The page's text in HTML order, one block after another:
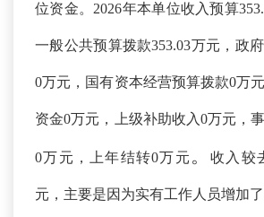
位资金。 2026年本单位收入预算
一般公共预算拨款353.03万元，政
0万元，国有资本经营预算拨款0万
资金0万元，上级补助收入0万元，
0万元，上年结转0万元 。 收入较
元，主要是因为实有工作人员增加了